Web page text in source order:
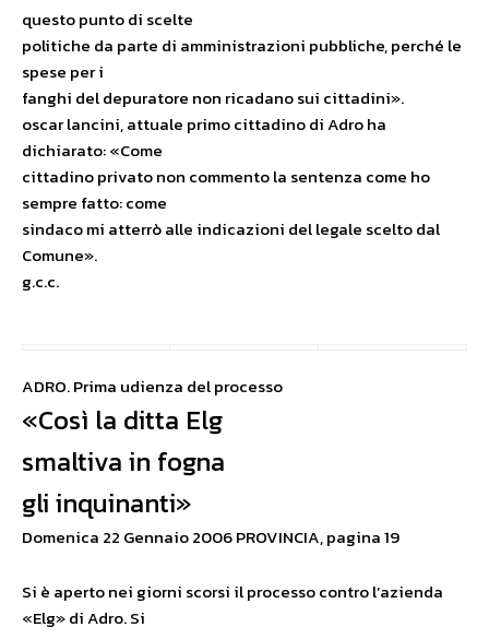
questo punto di scelte
politiche da parte di amministrazioni pubbliche, perché le
spese per i
fanghi del depuratore non ricadano sui cittadini».
oscar lancini, attuale primo cittadino di Adro ha
dichiarato: «Come
cittadino privato non commento la sentenza come ho
sempre fatto: come
sindaco mi atterrò alle indicazioni del legale scelto dal
Comune».
g.c.c.
ADRO. Prima udienza del processo
«Così la ditta Elg
smaltiva in fogna
gli inquinanti»
Domenica 22 Gennaio 2006 PROVINCIA, pagina 19
Si è aperto nei giorni scorsi il processo contro l’azienda
«Elg» di Adro. Si